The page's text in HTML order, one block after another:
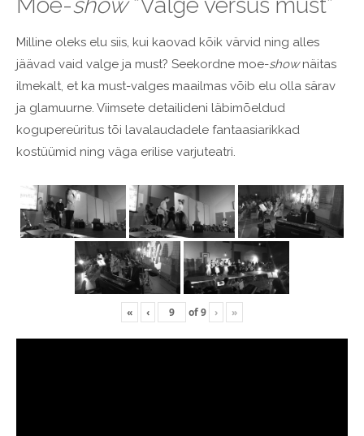
Moe-show“Valge versus must”
Milline oleks elu siis, kui kaovad kõik värvid ning alles
jäävad vaid valge ja must? Seekordne moe-shownäitas
ilmekalt, et ka must-valges maailmas võib elu olla särav
ja glamuurne. Viimsete detailideni läbimõeldud
kogupereüritus tõi lavalaudadele fantaasiarikkad
kostüümid ning väga erilise varjuteatri.
« ‹ of9 › »